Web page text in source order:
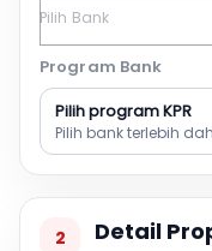
Program Bank
Pilih program KPR
Pilih bank terlebih
2 Detail